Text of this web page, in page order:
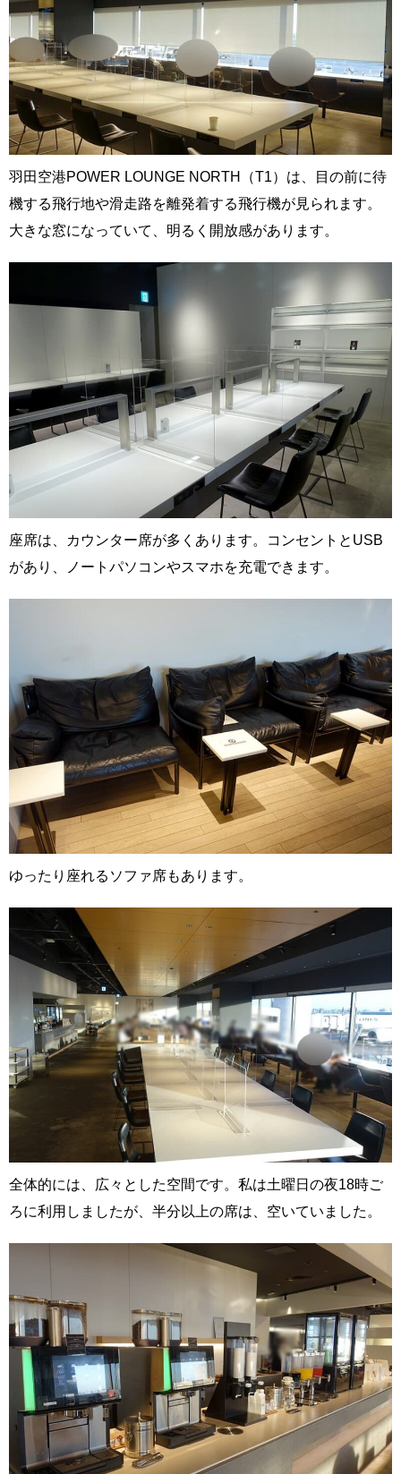
羽田空港POWER LOUNGE NORTH（T1）は、目の前に待
機する飛行地や滑走路を離発着する飛行機が見られます。
大きな窓になっていて、明るく開放感があります。
座席は、カウンター席が多くあります。コンセントとUSB
があり、ノートパソコンやスマホを充電できます。
ゆったり座れるソファ席もあります。
全体的には、広々とした空間です。私は土曜日の夜18時ご
ろに利用しましたが、半分以上の席は、空いていました。